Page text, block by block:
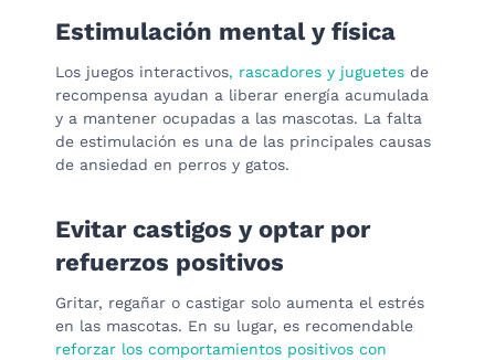
Estimulación mental y física
Los juegos interactivos, rascadores y juguetes de
recompensa ayudan a liberar energía acumulada
y a mantener ocupadas a las mascotas. La falta
de estimulación es una de las principales causas
de ansiedad en perros y gatos.
Evitar castigos y optar por
refuerzos positivos
Gritar, regañar o castigar solo aumenta el estrés
en las mascotas. En su lugar, es recomendable
reforzar los comportamientos positivos con